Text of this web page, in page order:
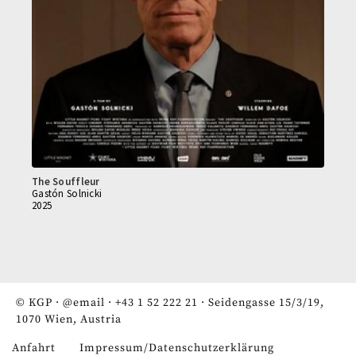
The Souffleur
Gastón Solnicki
2025
© KGP · @email · +43 1 52 222 21 · Seidengasse 15/3/19,
1070 Wien, Austria
Anfahrt Impressum/Datenschutzerklärung